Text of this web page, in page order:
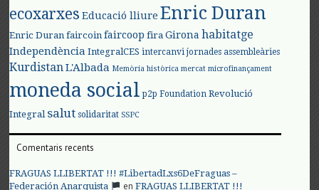
ecoxarxes Educació lliure Enric Duran
Enric Duran faircoin faircoop fira Girona habitatge
Independència IntegralCES intercanvi jornades assembleàries
KurdistanL'Albada Memòria històrica mercat microfinançament
moneda social p2p Foundation Revolució
Integral salut solidaritat SSPC
Comentaris recents
FRAGUAS LLIBERTAT !!! #LibertadLxs6DeFraguas –
Federación Anarquista
enFRAGUAS LLIBERTAT !!!